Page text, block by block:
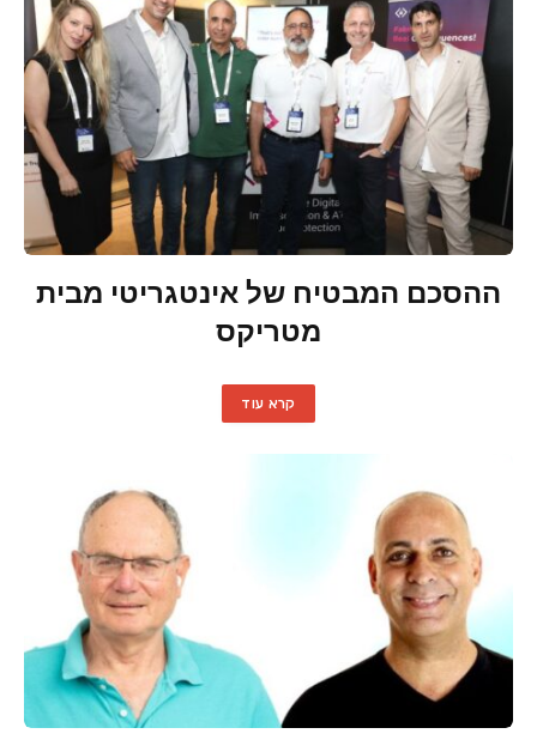
ההסכם המבטיח של אינטגריטי מבית
מטריקס
קרא עוד